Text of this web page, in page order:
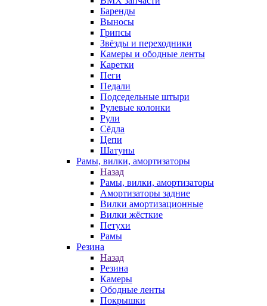
Баренды
Выносы
Грипсы
Звёзды и переходники
Камеры и ободные ленты
Каретки
Пеги
Педали
Подседельные штыри
Рулевые колонки
Рули
Сёдла
Цепи
Шатуны
Рамы, вилки, амортизаторы
Назад
Рамы, вилки, амортизаторы
Амортизаторы задние
Вилки амортизационные
Вилки жёсткие
Петухи
Рамы
Резина
Назад
Резина
Камеры
Ободные ленты
Покрышки